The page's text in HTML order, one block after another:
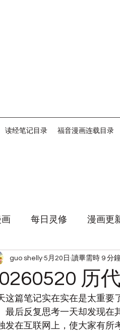
读经笔记目录 福音漫画连载目录
每日灵修 漫画更
组笔记 带娃读经 宋
历
guo shelly 5月20日 讀畢需時 9 分
这篇笔记实在实在是太重要
最后反复思考一天却发现在
发在互联网上，使大家有所